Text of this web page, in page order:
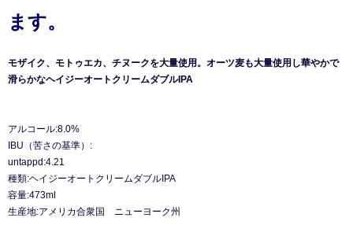
ます。
モザイク、モトゥエカ、チヌークを大量使用。オーツ麦も大量使用し華やかで
滑らかなヘイジーオートクリームダブルIPA
アルコール:8.0%
IBU（苦さの基準）:
untappd:4.21
種類:ヘイジーオートクリームダブルIPA
容量:473ml
生産地:アメリカ合衆国 ニューヨーク州